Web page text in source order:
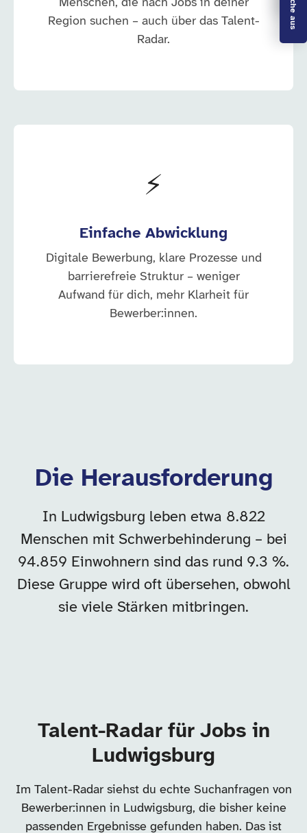
Menschen, die nach Jobs in deiner
Region suchen – auch über das Talent-
Radar.
⚡
Einfache Abwicklung
Digitale Bewerbung, klare Prozesse und
barrierefreie Struktur – weniger
Aufwand für dich, mehr Klarheit für
Bewerber:innen.
Die Herausforderung
In Ludwigsburg leben etwa 8.822
Menschen mit Schwerbehinderung – bei
94.859 Einwohnern sind das rund 9.3 %.
Diese Gruppe wird oft übersehen, obwohl
sie viele Stärken mitbringen.
Talent-Radar für Jobs in
Ludwigsburg
Im Talent-Radar siehst du echte Suchanfragen von
Bewerber:innen in Ludwigsburg, die bisher keine
passenden Ergebnisse gefunden haben. Das ist